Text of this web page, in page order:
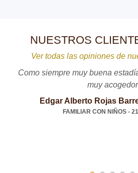
NUESTROS
Ver todas las opiniones de
Como siempre muy buena
muy acogedor
Edgar Alberto Rojas
FAMILIAR CON NIÑOS -